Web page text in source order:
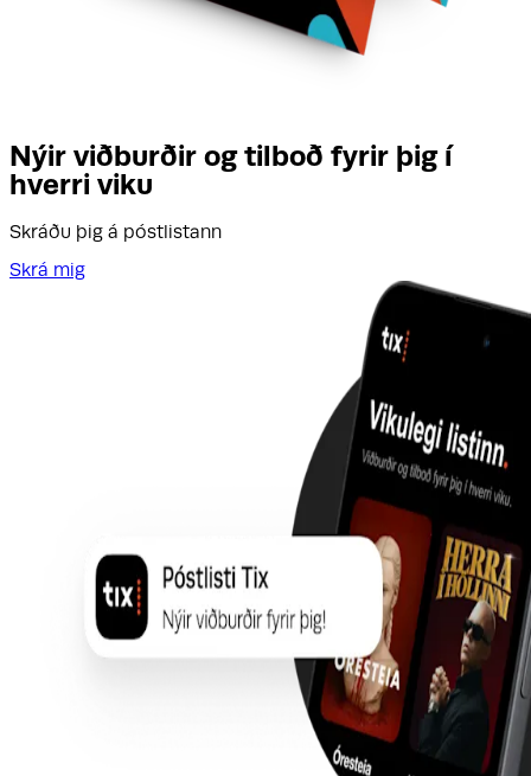
Nýir viðburðir og tilboð fyrir þig í
hverri viku
Skráðu þig á póstlistann
Skrá mig